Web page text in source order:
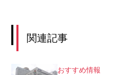
関連記事
おすすめ情報